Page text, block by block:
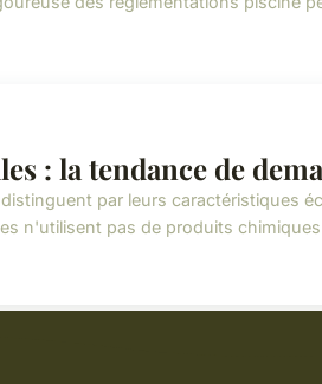
: la tendance de
par leurs caractéristiques
n'utilisent pas de produits